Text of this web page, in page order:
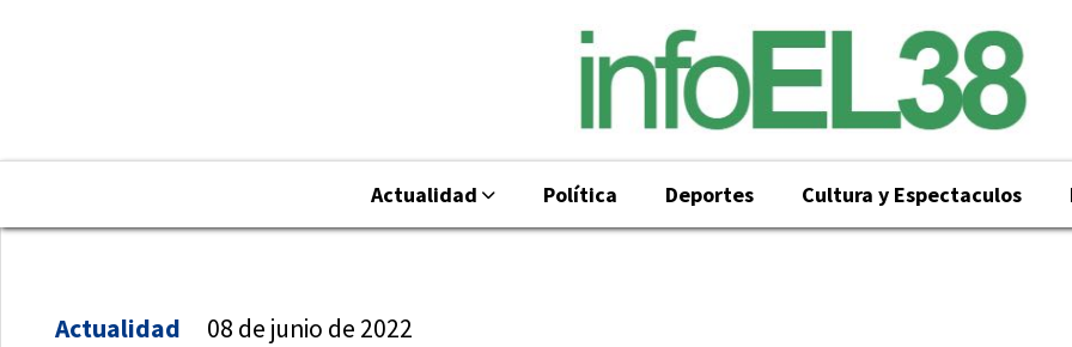
Actualidad Política Deportes Cultura y Espectaculos
Actualidad 08 de junio de 2022